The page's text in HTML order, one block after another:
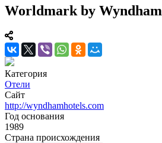
Worldmark by Wyndham
Категория
Отели
Сайт
http://wyndhamhotels.com
Год основания
1989
Страна происхождения